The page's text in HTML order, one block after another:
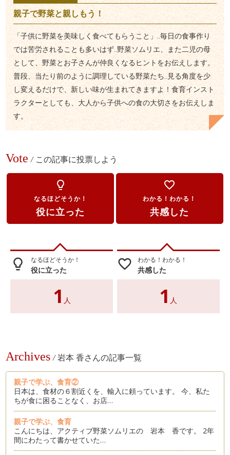
親子で野菜と親しもう！
「子供に野菜を美味しく食べてもらうこと」‥毎日の食事作り
では苦労されることも多いはず‥野菜ソムリエ、また二児の母
として、野菜とお子さんが仲良くなるヒントをお伝えします。
普段、当たり前のように調理している野菜たち‥見る角度を少
し変えるだけで、新しい味が生まれてきますよ！食育インスト
ラクターとしても、大人から子供への食の大切さをお伝えしま
す。
Vote / この記事に投票しよう
lightbulb_outline
なるほどそうか！
役に立った
favorite_border
わかる！わかる！
共感した
lightbulb_outline なるほどそうか！
役に立った
1 人
favorite_border わかる！わかる！
共感した
1 人
Archives / 岩本 香さんの記事一覧
親子で学ぶ、食育②
日本は、食材の６割近くを、輸入に頼っています。 今、私た
ちが食に困ることなく、お店…
親子で学ぶ、食育
こんにちは、アクティブ野菜ソムリエの 岩本 香です。 2年
間にわたって書かせていた…